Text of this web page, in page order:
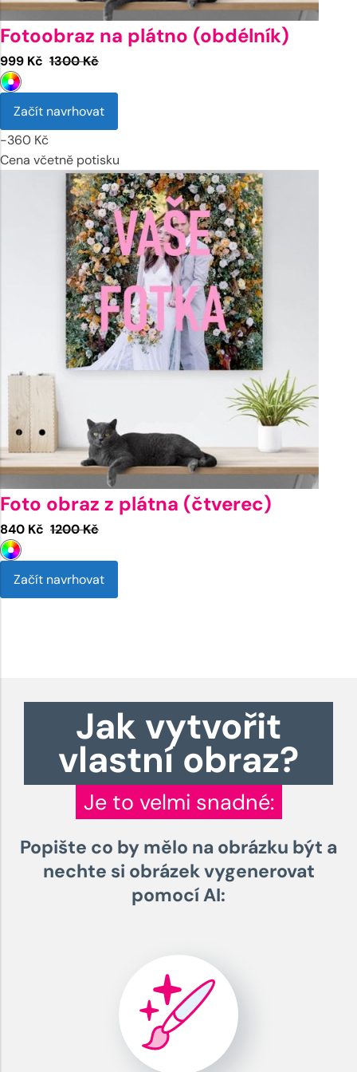
Fotoobraz na plátno (obdélník)
1300KčPůvodní
1300 Kč.
999 Kč Aktuální
999 Kč.
Začít navrhovat
-360 Kč
Cena včetně potisku
Foto obraz z plátna (čtverec)
1200KčPůvodní
1200 Kč.
840 Kč Aktuální
840 Kč.
Začít navrhovat
Jak vytvořit
vlastní obraz?
Je to velmi snadné:
Popište co by mělo na obrázku být a
nechte si obrázek vygenerovat
pomocí AI: